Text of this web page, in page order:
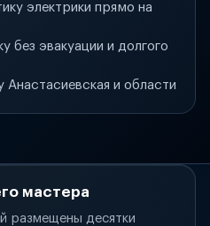
электрики прямо на
без эвакуации и долгого
Анастасиевская и области
мастера
размещены десятки